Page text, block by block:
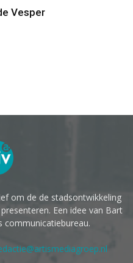
Vesper
om de de stadsontwikkeling
Een idee van Bart
communicatiebureau.